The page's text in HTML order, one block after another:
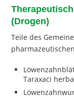
(Drogen)
Teile des
Taraxaci